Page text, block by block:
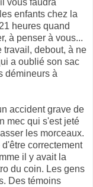
vous faudra
enfants chez la
heures quand
à penser à vous...
travail, debout, à ne
a oublié son sac
démineurs à
accident grave de
mec qui s'est jeté
les morceaux.
correctement
il y avait la
du coin. Les gens
Des témoins